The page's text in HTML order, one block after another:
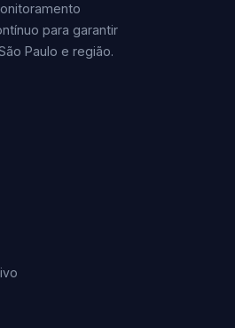
para garantir
Paulo e região.